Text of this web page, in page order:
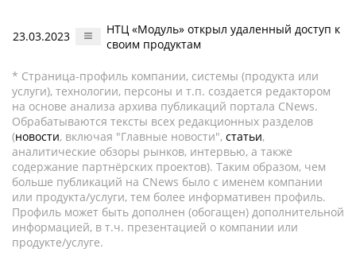
23.03.2023
НТЦ «Модуль» открыл удаленный доступ к
своим продуктам
* Страница-профиль компании, системы (продукта или
услуги), технологии, персоны и т.п. создается редактором
на основе анализа архива публикаций портала CNews.
Обрабатываются тексты всех редакционных разделов
(новости, включая "Главные новости", статьи,
аналитические обзоры рынков, интервью, а также
содержание партнёрских проектов). Таким образом, чем
больше публикаций на CNews было с именем компании
или продукта/услуги, тем более информативен профиль.
Профиль может быть дополнен (обогащен) дополнительной
информацией, в т.ч. презентацией о компании или
продукте/услуге.